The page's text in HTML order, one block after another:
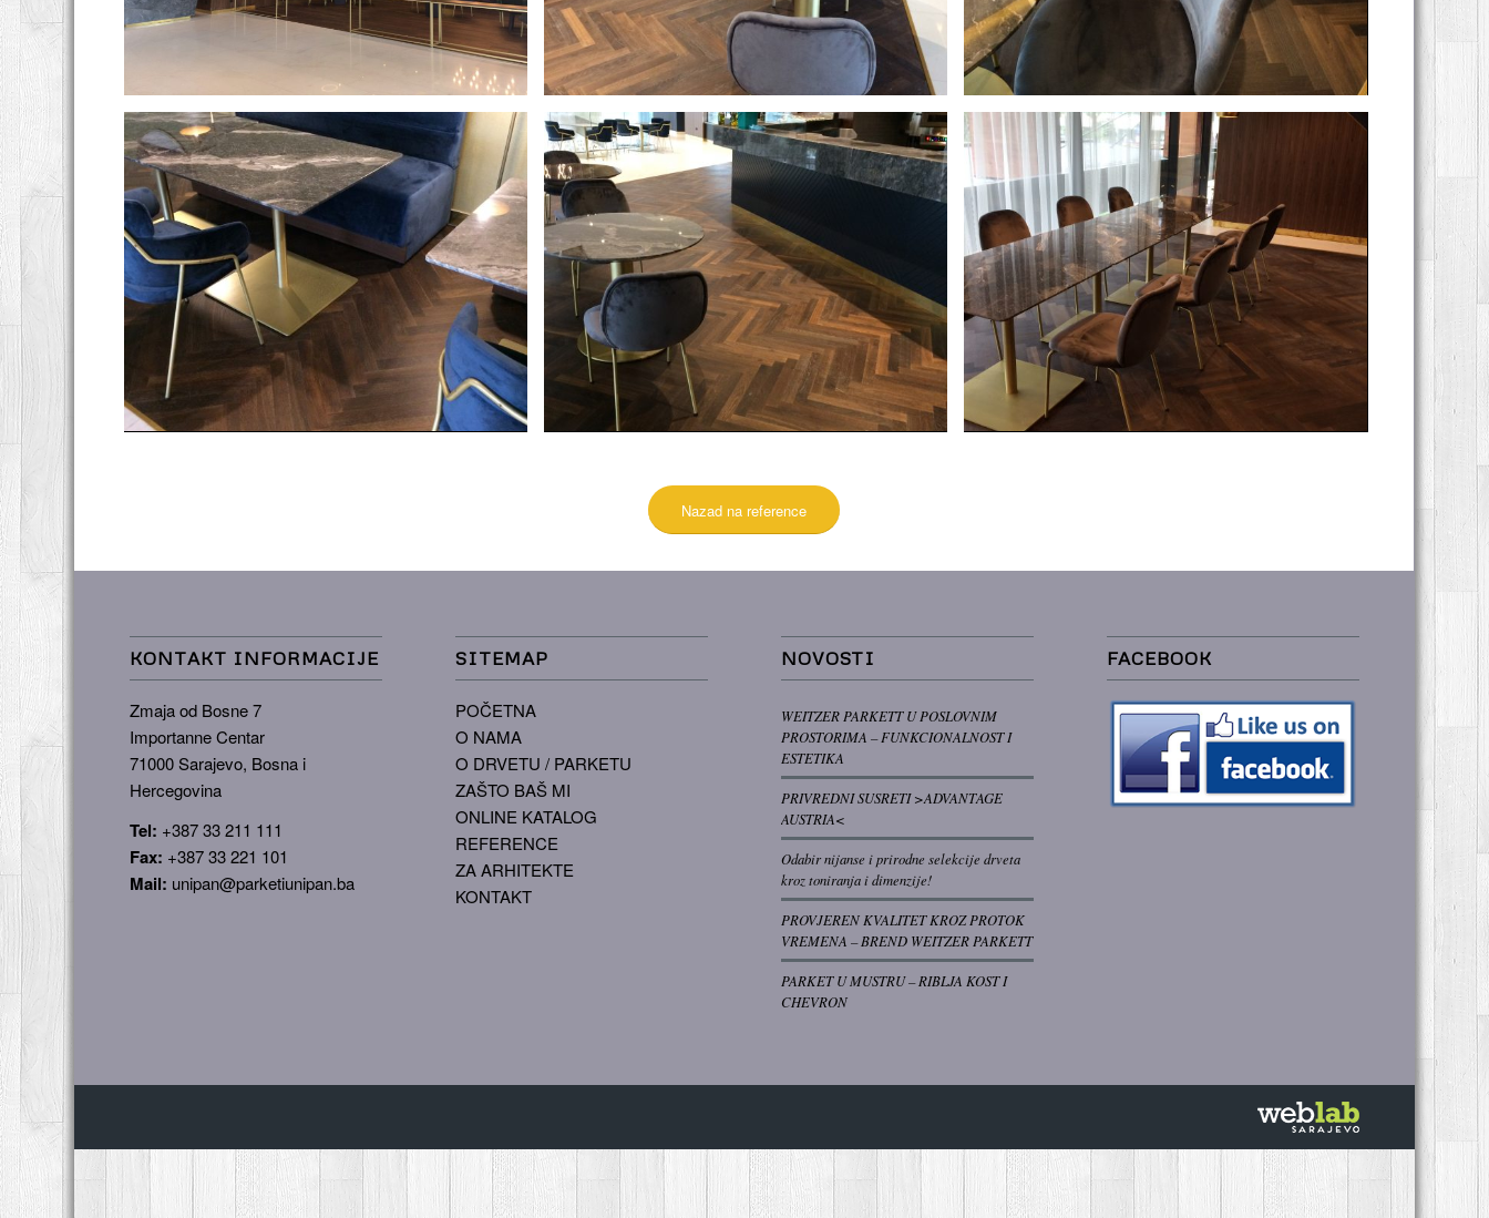
Swissotel Swissotel Swissotel
Nazad na reference
KONTAKT INFORMACIJE
Zmaja od Bosne 7
Importanne Centar
71000 Sarajevo, Bosna i
Hercegovina
Tel: +387 33 211 111
Fax: +387 33 221 101
Mail: unipan@parketiunipan.ba
SITEMAP
POČETNA
O NAMA
O DRVETU / PARKETU
ZAŠTO BAŠ MI
ONLINE KATALOG
REFERENCE
ZA ARHITEKTE
KONTAKT
NOVOSTI
WEITZER PARKETT U POSLOVNIM
PROSTORIMA – FUNKCIONALNOST I
ESTETIKA
PRIVREDNI SUSRETI >ADVANTAGE
AUSTRIA<
Odabir nijanse i prirodne selekcije drveta
kroz toniranja i dimenzije!
PROVJEREN KVALITET KROZ PROTOK
VREMENA – BREND WEITZER PARKETT
PARKET U MUSTRU – RIBLJA KOST I
CHEVRON
FACEBOOK